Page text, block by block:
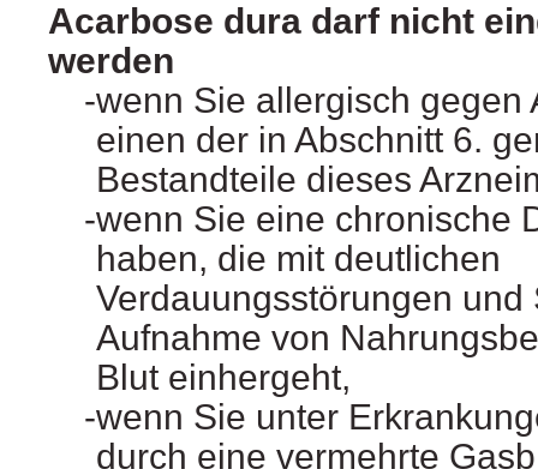
Acarbose dura darf nicht
werden
wenn Sie allergisch gegen
einen der in Abschnitt 6.
Bestandteile dieses
wenn Sie eine chronische
haben, die mit deutlichen
Verdauungsstörungen und
Aufnahme von
Blut einhergeht,
wenn Sie unter
durch eine vermehrte